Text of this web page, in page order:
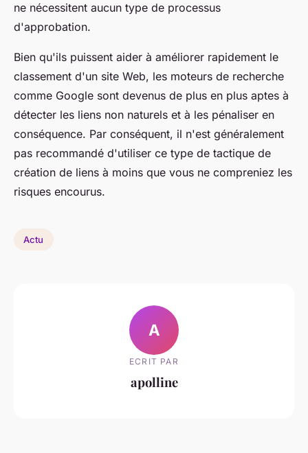
ne nécessitent aucun type de processus
d'approbation.
Bien qu'ils puissent aider à améliorer rapidement le
classement d'un site Web, les moteurs de recherche
comme Google sont devenus de plus en plus aptes à
détecter les liens non naturels et à les pénaliser en
conséquence. Par conséquent, il n'est généralement
pas recommandé d'utiliser ce type de tactique de
création de liens à moins que vous ne compreniez les
risques encourus.
Actu
A
ECRIT PAR
apolline